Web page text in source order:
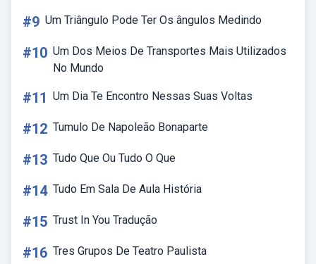
#9 Um Triângulo Pode Ter Os ângulos Medindo
#10 Um Dos Meios De Transportes Mais Utilizados
No Mundo
#11 Um Dia Te Encontro Nessas Suas Voltas
#12 Tumulo De Napoleão Bonaparte
#13 Tudo Que Ou Tudo O Que
#14 Tudo Em Sala De Aula História
#15 Trust In You Tradução
#16 Tres Grupos De Teatro Paulista